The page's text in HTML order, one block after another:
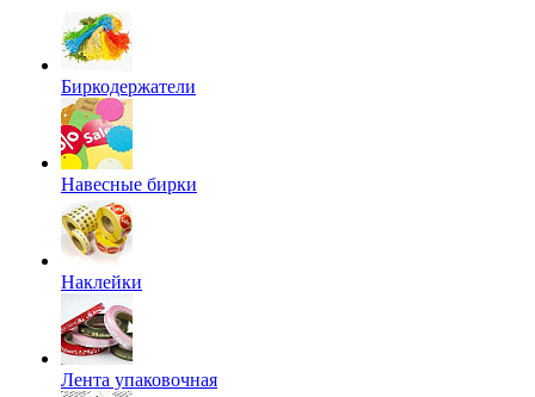
Биркодержатели
Навесные бирки
Наклейки
Лента упаковочная